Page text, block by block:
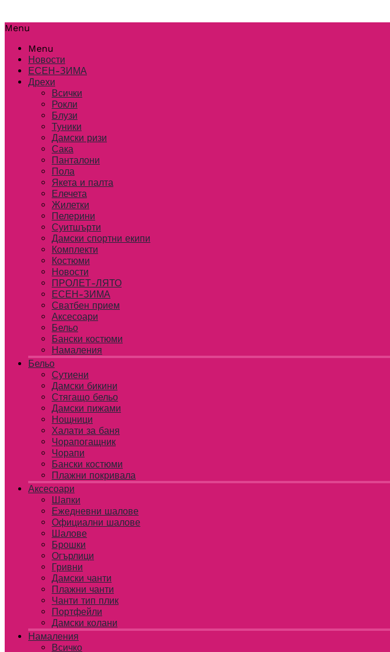
Menu
Menu
Новости
ЕСЕН-ЗИМА
Дрехи
Всички
Рокли
Блузи
Туники
Дамски ризи
Сака
Панталони
Пола
Якета и палта
Елечета
Жилетки
Пелерини
Суитшърти
Дамски спортни екипи
Комплекти
Костюми
Новости
ПРОЛЕТ-ЛЯТО
ЕСЕН-ЗИМА
Сватбен прием
Аксесоари
Бельо
Бански костюми
Намаления
Бельо
Сутиени
Дамски бикини
Стягащо бельо
Дамски пижами
Нощници
Халати за баня
Чорапогащник
Чорапи
Бански костюми
Плажни покривала
Аксесоари
Шапки
Ежедневни шалове
Официални шалове
Шалове
Брошки
Огърлици
Гривни
Дамски чанти
Плажни чанти
Чанти тип плик
Портфейли
Дамски колани
Намаления
Всичко